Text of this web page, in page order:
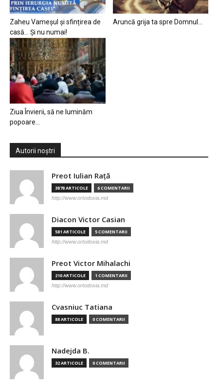
Zaheu Vameșul și sfințirea de
casă… Și nu numai!
Aruncă grija ta spre Domnul…
Ziua Învierii, să ne luminăm
popoare…
Autorii noștri
Preot Iulian Raţă
3878 ARTICOLE 6 COMENTARII
http://www.ortodoxia.md
Diacon Victor Casian
581 ARTICOLE 5 COMENTARII
http://www.ortodoxia.md
Preot Victor Mihalachi
210 ARTICOLE 1 COMENTARII
http://www.ortodoxia.md
Cvasniuc Tatiana
88 ARTICOLE 0 COMENTARII
Nadejda B.
32 ARTICOLE 0 COMENTARII